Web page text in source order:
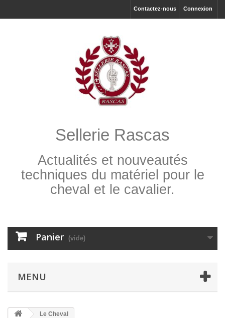
Connexion
Contactez-nous
Sellerie Rascas
Actualités et nouveautés
techniques du matériel pour le
cheval et le cavalier.
Panier (vide)
MENU
Le Cheval